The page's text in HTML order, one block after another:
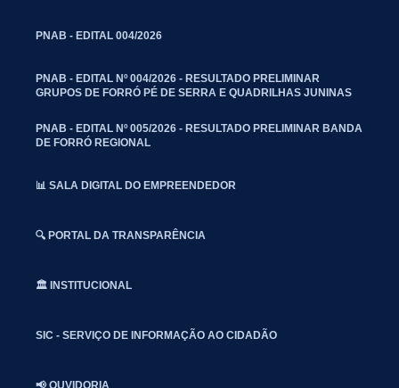
PNAB - EDITAL 004/2026
PNAB - EDITAL Nº 004/2026 - RESULTADO PRELIMINAR
GRUPOS DE FORRÓ PÉ DE SERRA E QUADRILHAS JUNINAS
PNAB - EDITAL Nº 005/2026 - RESULTADO PRELIMINAR BANDA
DE FORRÓ REGIONAL
📊 SALA DIGITAL DO EMPREENDEDOR
🔍 PORTAL DA TRANSPARÊNCIA
🏛️ INSTITUCIONAL
SIC - SERVIÇO DE INFORMAÇÃO AO CIDADÃO
📢 OUVIDORIA